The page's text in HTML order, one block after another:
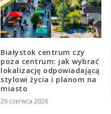
Białystok centrum czy
poza centrum: jak wybrać
lokalizację odpowiadającą
stylowi życia i planom na
miasto
26 czerwca 2026